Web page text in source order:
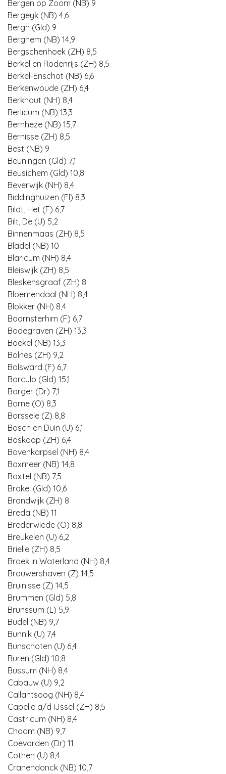
Bergen op Zoom (NB) 9
Bergeyk (NB) 4,6
Bergh (Gld) 9
Berghem (NB) 14,9
Bergschenhoek (ZH) 8,5
Berkel en Rodenrijs (ZH) 8,5
Berkel-Enschot (NB) 6,6
Berkenwoude (ZH) 6,4
Berkhout (NH) 8,4
Berlicum (NB) 13,3
Bernheze (NB) 15,7
Bernisse (ZH) 8,5
Best (NB) 9
Beuningen (Gld) 7,1
Beusichem (Gld) 10,8
Beverwijk (NH) 8,4
Biddinghuizen (Fl) 8,3
Bildt, Het (F) 6,7
Bilt, De (U) 5,2
Binnenmaas (ZH) 8,5
Bladel (NB) 10
Blaricum (NH) 8,4
Bleiswijk (ZH) 8,5
Bleskensgraaf (ZH) 8
Bloemendaal (NH) 8,4
Blokker (NH) 8,4
Boarnsterhim (F) 6,7
Bodegraven (ZH) 13,3
Boekel (NB) 13,3
Bolnes (ZH) 9,2
Bolsward (F) 6,7
Borculo (Gld) 15,1
Borger (Dr) 7,1
Borne (O) 8,3
Borssele (Z) 8,8
Bosch en Duin (U) 6,1
Boskoop (ZH) 6,4
Bovenkarpsel (NH) 8,4
Boxmeer (NB) 14,8
Boxtel (NB) 7,5
Brakel (Gld) 10,6
Brandwijk (ZH) 8
Breda (NB) 11
Brederwiede (O) 8,8
Breukelen (U) 6,2
Brielle (ZH) 8,5
Broek in Waterland (NH) 8,4
Brouwershaven (Z) 14,5
Bruinisse (Z) 14,5
Brummen (Gld) 5,8
Brunssum (L) 5,9
Budel (NB) 9,7
Bunnik (U) 7,4
Bunschoten (U) 6,4
Buren (Gld) 10,8
Bussum (NH) 8,4
Cabauw (U) 9,2
Callantsoog (NH) 8,4
Capelle a/d IJssel (ZH) 8,5
Castricum (NH) 8,4
Chaam (NB) 9,7
Coevorden (Dr) 11
Cothen (U) 8,4
Cranendonck (NB) 10,7